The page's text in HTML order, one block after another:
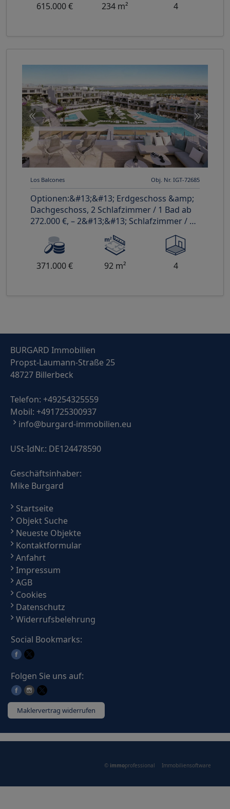
615.000 € 234 m² 4
Los Balcones Obj. Nr. IGT-72685
Optionen:&#13;&#13; Erdgeschoss &amp;
Dachgeschoss, 2 Schlafzimmer / 1 Bad ab
272.000 €, – 2&#13;&#13; Schlafzimmer / 2
Bäder ab 315.000 € – 3 Schl
371.000 € 92 m² 4
BURGARD Immobilien
Propst-Laumann-Straße 25
48727 Billerbeck
Telefon: +49254325559
Mobil: +491725300937
info@burgard-immobilien.eu
USt-IdNr.: DE124478590
Geschäftsinhaber:
Mike Burgard
Startseite
Objekt Suche
Neueste Objekte
Kontaktformular
Anfahrt
Impressum
AGB
Cookies
Datenschutz
Widerrufsbelehrung
Social Bookmarks:
Folgen Sie uns auf:
Maklervertrag widerrufen
© immoprofessional Immobiliensoftware